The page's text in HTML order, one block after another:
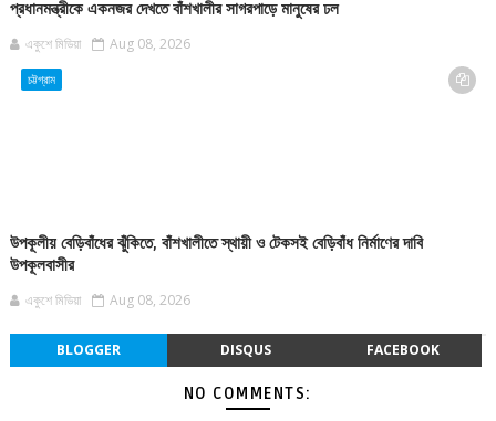
প্রধানমন্ত্রীকে একনজর দেখতে বাঁশখালীর সাগরপাড়ে মানুষের ঢল
একুশে মিডিয়া Aug 08, 2026
চট্টগ্রাম
উপকূলীয় বেড়িবাঁধের ঝুঁকিতে, বাঁশখালীতে স্থায়ী ও টেকসই বেড়িবাঁধ নির্মাণের দাবি
উপকূলবাসীর
একুশে মিডিয়া Aug 08, 2026
BLOGGER DISQUS FACEBOOK
NO COMMENTS: